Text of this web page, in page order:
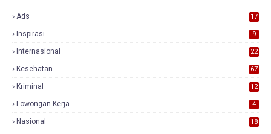
Ads
17
Inspirasi 9
Internasional 22
Kesehatan 67
Kriminal 12
Lowongan Kerja 4
Nasional
18